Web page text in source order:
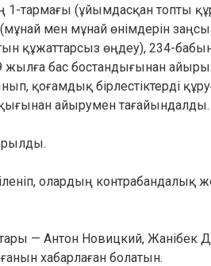
тармағы (ұйымдасқан топты
мен мұнай өнімдерін
құжаттарсыз өңдеу), 234-
бас бостандығынан
қоғамдық бірлестіктерді
айырумен тағайындалды.
олардың контрабандалық
— Антон Новицкий, Жанібек
хабарлаған болатын.